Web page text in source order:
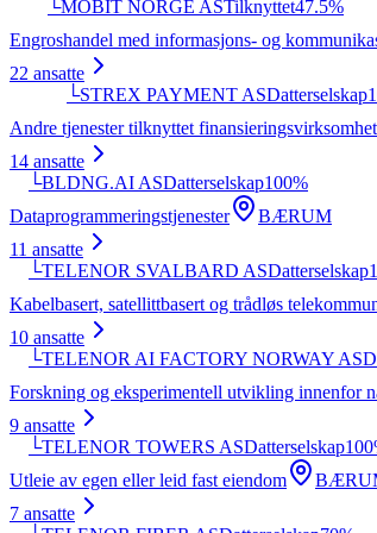
└MOBIT NORGE ASTilknyttet47.5%
Engroshandel med informasjons- og
22 ansatte
└STREX PAYMENT ASDatterselskap
Andre tjenester tilknyttet
14 ansatte
└BLDNG.AI ASDatterselskap100%
Dataprogrammeringstjenester
BÆRUM
11 ansatte
└TELENOR SVALBARD ASDatterselskap
Kabelbasert, satellittbasert og trådløs
10 ansatte
└TELENOR AI FACTORY NORWAY AS
Forskning og eksperimentell utvikling innenfor
9 ansatte
└TELENOR TOWERS ASDatterselskap100
Utleie av egen eller leid fast eiendom
7 ansatte